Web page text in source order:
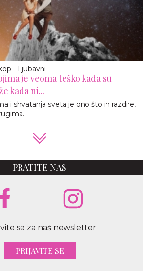
- Ljubavni
je veoma teško kada su
kada ni...
i shvatanja sveta je ono što ih razdire,
PRATITE NAS
se za naš newsletter
PRIJAVITE SE